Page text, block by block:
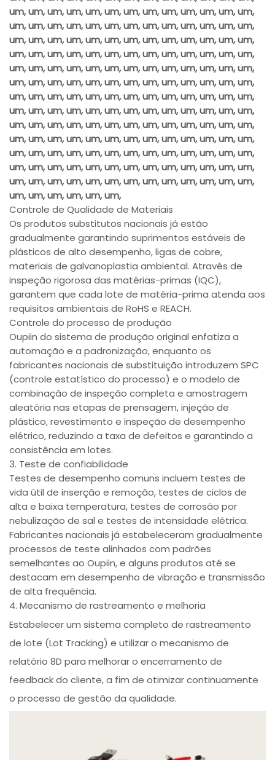
um, um, um, um, um, um, um, um, um, um, um, um, um,
um, um, um, um, um, um, um, um, um, um, um, um, um,
um, um, um, um, um, um, um, um, um, um, um, um, um,
um, um, um, um, um, um, um, um, um, um, um, um, um,
um, um, um, um, um, um, um, um, um, um, um, um, um,
um, um, um, um, um, um, um, um, um, um, um, um, um,
um, um, um, um, um, um, um, um, um, um, um, um, um,
um, um, um, um, um, um, um, um, um, um, um, um, um,
um, um, um, um, um, um, um, um, um, um, um, um, um,
um, um, um, um, um, um, um, um, um, um, um, um, um,
um, um, um, um, um, um, um, um, um, um, um, um, um,
um, um, um, um, um, um, um, um, um, um, um, um, um,
um, um, um, um, um, um, um, um, um, um, um, um, um,
um, um, um, um, um, um,
Controle de Qualidade de Materiais
Os produtos substitutos nacionais já estão
gradualmente garantindo suprimentos estáveis de
plásticos de alto desempenho, ligas de cobre,
materiais de galvanoplastia ambiental. Através de
inspeção rigorosa das matérias-primas (IQC),
garantem que cada lote de matéria-prima atenda aos
requisitos ambientais de RoHS e REACH.
Controle do processo de produção
Oupiin do sistema de produção original enfatiza a
automação e a padronização, enquanto os
fabricantes nacionais de substituição introduzem SPC
(controle estatístico do processo) e o modelo de
combinação de inspeção completa e amostragem
aleatória nas etapas de prensagem, injeção de
plástico, revestimento e inspeção de desempenho
elétrico, reduzindo a taxa de defeitos e garantindo a
consistência em lotes.
3. Teste de confiabilidade
Testes de desempenho comuns incluem testes de
vida útil de inserção e remoção, testes de ciclos de
alta e baixa temperatura, testes de corrosão por
nebulização de sal e testes de intensidade elétrica.
Fabricantes nacionais já estabeleceram gradualmente
processos de teste alinhados com padrões
semelhantes ao Oupiin, e alguns produtos até se
destacam em desempenho de vibração e transmissão
de alta frequência.
4. Mecanismo de rastreamento e melhoria
Estabelecer um sistema completo de rastreamento
de lote (Lot Tracking) e utilizar o mecanismo de
relatório 8D para melhorar o encerramento de
feedback do cliente, a fim de otimizar continuamente
o processo de gestão da qualidade.